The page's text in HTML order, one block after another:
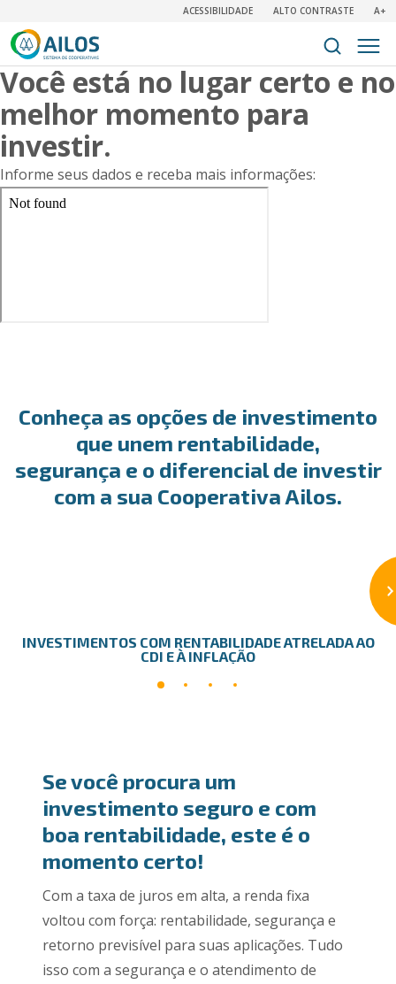
ACESSIBILIDADE ALTO CONTRASTE A+
Você está no lugar certo e no
melhor momento para
investir.
Informe seus dados e receba mais informações:
Conheça as opções de investimento
que unem rentabilidade,
segurança e o diferencial de investir
com a sua Cooperativa Ailos.
INVESTIMENTOS COM RENTABILIDADE ATRELADA AO
CDI E À INFLAÇÃO
Se você procura um
investimento seguro e com
boa rentabilidade, este é o
momento certo!
Com a taxa de juros em alta, a renda fixa
voltou com força: rentabilidade, segurança e
retorno previsível para suas aplicações. Tudo
isso com a segurança e o atendimento de